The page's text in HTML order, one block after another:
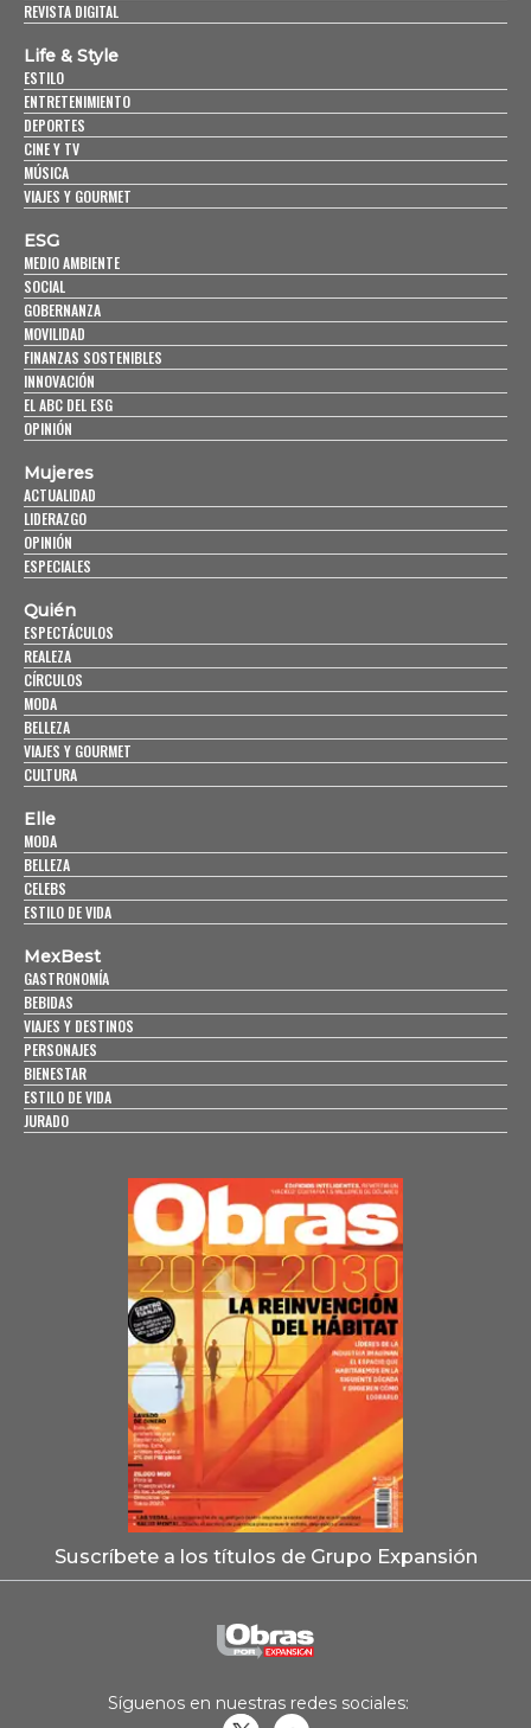
REVISTA DIGITAL
Life & Style
ESTILO
ENTRETENIMIENTO
DEPORTES
CINE Y TV
MÚSICA
VIAJES Y GOURMET
ESG
MEDIO AMBIENTE
SOCIAL
GOBERNANZA
MOVILIDAD
FINANZAS SOSTENIBLES
INNOVACIÓN
EL ABC DEL ESG
OPINIÓN
Mujeres
ACTUALIDAD
LIDERAZGO
OPINIÓN
ESPECIALES
Quién
ESPECTÁCULOS
REALEZA
CÍRCULOS
MODA
BELLEZA
VIAJES Y GOURMET
CULTURA
Elle
MODA
BELLEZA
CELEBS
ESTILO DE VIDA
MexBest
GASTRONOMÍA
BEBIDAS
VIAJES Y DESTINOS
PERSONAJES
BIENESTAR
ESTILO DE VIDA
JURADO
Suscríbete a los títulos de Grupo Expansión
Síguenos en nuestras redes sociales: